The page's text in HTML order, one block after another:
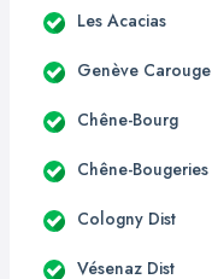
Les Acacias
Genève Carouge
Chêne-Bourg
Chêne-Bougeries
Cologny Dist
Vésenaz Dist